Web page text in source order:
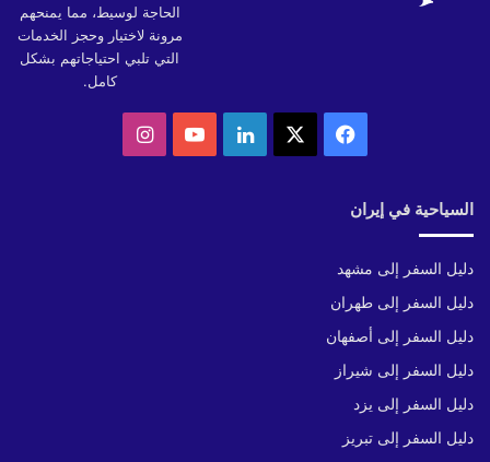
الحاجة لوسيط، مما يمنحهم
مرونة لاختيار وحجز الخدمات
التي تلبي احتياجاتهم بشكل
كامل.
فيسبوك لينكدإن‫YouTubeانستقرام
السياحية في إيران
دليل السفر إلى مشهد
دليل السفر إلى طهران
دليل السفر إلى أصفهان
دليل السفر إلى شيراز
دليل السفر إلى يزد
دليل السفر إلى تبريز